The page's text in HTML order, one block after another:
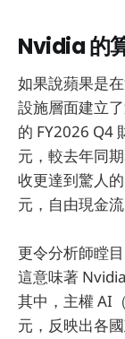
Nvidia 的
如果說蘋果是
設施層面建立
的 FY2026 Q4
元，較去年同
收更達到驚人
元，自由現金流
更令分析師瞠
這意味著
其中，主權 AI
元，反映出各